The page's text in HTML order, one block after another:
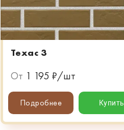
Техас 3
От 1 195 ₽/шт
Подробнее Купить